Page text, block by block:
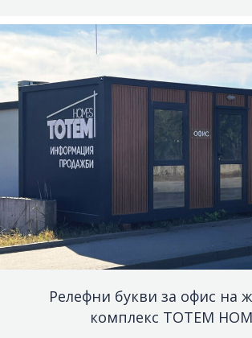
Релефни букви за офис на
комплекс TOTEM